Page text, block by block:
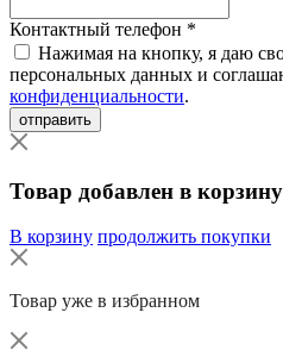
Контактный телефон *
Нажимая на кнопку, я даю
персональных данных и
конфиденциальности.
отправить
Товар добавлен в корзину
В корзину продолжить покупки
Товар уже в избранном